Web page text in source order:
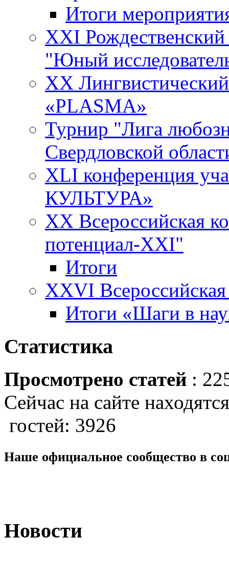
Итоги
XXI
"Юный
XX
«PLASMA»
Турнир "Лига
Свердловской
XLI конференция
КУЛЬТУРА»
XX Всероссийская
потенциал-XXI"
Итоги
XXVI
Итоги «Шаги в
Статистика
Просмотрено статей :
Сейчас на сайте
гостей: 3926
Наше официальное сообщество в
Новости